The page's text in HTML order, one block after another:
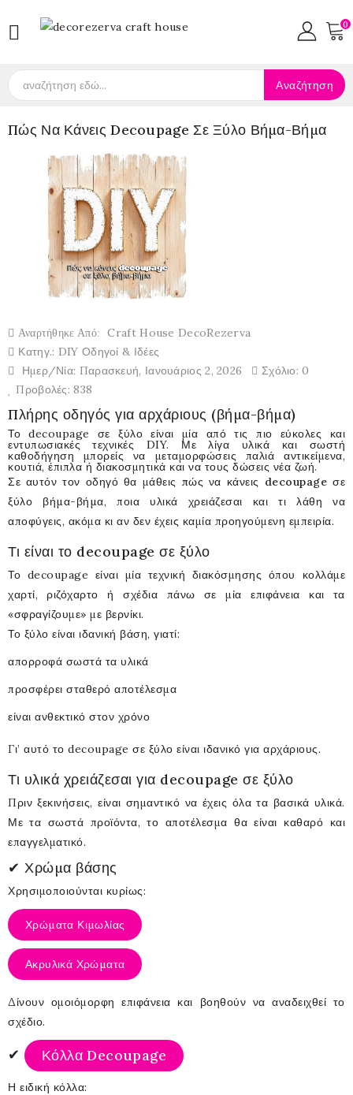
 0
Αναζήτηση
Πώς Να Κάνεις Decoupage Σε Ξύλο Βήμα-Βήμα
Αναρτήθηκε Από:
Craft House DecoRezerva
Κατηγ.: DIY Οδηγοί & Ιδέες
Ημερ/νία: Παρασκευή, Ιανουάριος2,2026
Σχόλιο: 0
Προβολές: 838
Πλήρης οδηγός για αρχάριους (βήμα-βήμα)
Το decoupage σε ξύλο είναι μία από τις πιο εύκολες και
εντυπωσιακές τεχνικές DIY. Με λίγα υλικά και σωστή
καθοδήγηση μπορείς να μεταμορφώσεις παλιά αντικείμενα,
κουτιά, έπιπλα ή διακοσμητικά και να τους δώσεις νέα ζωή.
Σε αυτόν τον οδηγό θα μάθεις πώς να κάνεις decoupage σε
ξύλο βήμα-βήμα, ποια υλικά χρειάζεσαι και τι λάθη να
αποφύγεις, ακόμα κι αν δεν έχεις καμία προηγούμενη εμπειρία.
Τι είναι το decoupage σε ξύλο
Το decoupage είναι μία τεχνική διακόσμησης όπου κολλάμε
χαρτί, ριζόχαρτο ή σχέδια πάνω σε μία επιφάνεια και τα
«σφραγίζουμε» με βερνίκι.
Το ξύλο είναι ιδανική βάση, γιατί:
απορροφά σωστά τα υλικά
προσφέρει σταθερό αποτέλεσμα
είναι ανθεκτικό στον χρόνο
Γι’ αυτό το decoupage σε ξύλο είναι ιδανικό για αρχάριους.
Τι υλικά χρειάζεσαι για decoupage σε ξύλο
Πριν ξεκινήσεις, είναι σημαντικό να έχεις όλα τα βασικά υλικά.
Με τα σωστά προϊόντα, το αποτέλεσμα θα είναι καθαρό και
επαγγελματικό.
✔ Χρώμα βάσης
Χρησιμοποιούνται κυρίως:
Χρώματα Κιμωλίας
Ακρυλικά Χρώματα
Δίνουν ομοιόμορφη επιφάνεια και βοηθούν να αναδειχθεί το
σχέδιο.
✔ Κόλλα Decoupage
Η ειδική κόλλα: